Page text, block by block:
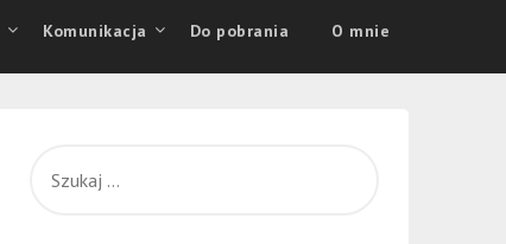
Komunikacja Do pobrania O mnie